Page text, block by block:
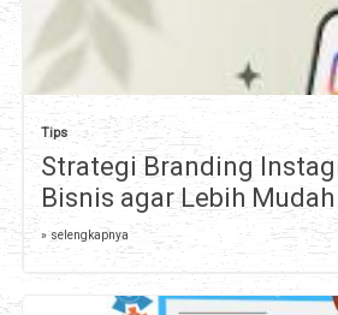
Tips
Strategi Branding
Bisnis agar Lebih
» selengkapnya